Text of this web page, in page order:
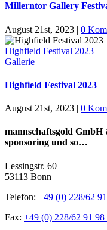
Millerntor Gallery
August 21st, 2023 | 0
Highfield Festival 2023
Gallerie
Highfield Festival 2023
August 21st, 2023 | 0
mannschaftsgold
sponsoring und so…
Lessingstr. 60
53113 Bonn
Telefon: +49 (0) 228/62
Fax: +49 (0) 228/62 91 98